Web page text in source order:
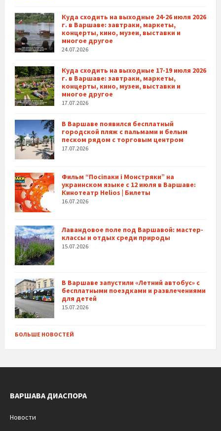
Куда сходить на выходные 24-26 июля 2026
г. в Варшаве: завтраки, маркеты,
концерты, кино, музеи, выставки и
многое другое
24.07.2026
Куда сходить на выходные 17-19 июля 2026
г. в Варшаве: завтраки, маркеты,
концерты, кино, музеи, выставки и
многое другое
17.07.2026
В Варшаве появился бесплатный
городской пляж с пальмами и белым
песком рядом с торговым центром
17.07.2026
Фильм “Посіпаки і Монстряки” на
украинском языке с 12 июля в Варшаве:
Кинотеатр Helios | Билеты
16.07.2026
Лавандовое поле под Варшавой: мастер-
классы и отдых среди природы
15.07.2026
В Варшаве запустили «Летний автобус» с
бесплатными поездками и развлечениями
для детей
15.07.2026
БОЛЬШЕ НОВОСТЕЙ
ВАРШАВА ДИАСПОРА
Новости